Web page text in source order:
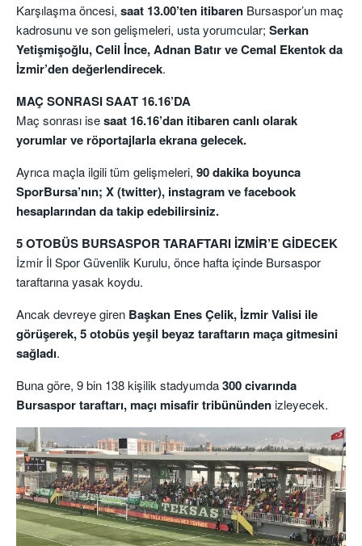
Karşılaşma öncesi, saat 13.00’ten itibaren Bursaspor’un maç
kadrosunu ve son gelişmeleri, usta yorumcular; Serkan
Yetişmişoğlu, Celil İnce, Adnan Batır ve Cemal Ekentok da
İzmir’den değerlendirecek.
MAÇ SONRASI SAAT 16.16’DA
Maç sonrası isesaat 16.16’dan itibaren canlı olarak
yorumlar ve röportajlarla ekrana gelecek.
Ayrıca maçla ilgili tüm gelişmeleri, 90 dakika boyunca
SporBursa’nın; X (twitter), instagram ve facebook
hesaplarından da takip edebilirsiniz.
5 OTOBÜS BURSASPOR TARAFTARI İZMİR’E GİDECEK
İzmir İl Spor Güvenlik Kurulu, önce hafta içinde Bursaspor
taraftarına yasak koydu.
Ancak devreye giren Başkan Enes Çelik, İzmir Valisi ile
görüşerek, 5 otobüs yeşil beyaz taraftarın maça gitmesini
sağladı.
Buna göre, 9 bin 138 kişilik stadyumda300 civarında
Bursaspor taraftarı, maçı misafir tribünündenizleyecek.